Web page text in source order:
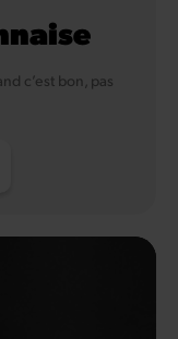
c’est bon, pas